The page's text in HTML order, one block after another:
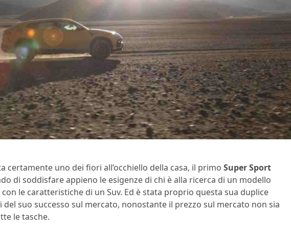
certamente uno dei fiori all’occhiello della casa, il primo Super Sport
di soddisfare appieno le esigenze di chi è alla ricerca di un modello
le caratteristiche di un Suv. Ed è stata proprio questa sua duplice
suo successo sul mercato, nonostante il prezzo sul mercato non sia
le tasche.